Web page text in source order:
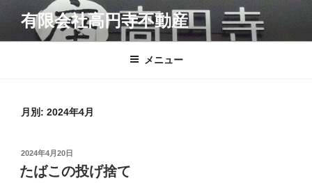
テ
有限会社高円寺不動産
メニュー
月別: 2024年4月
投
稿
日:
2024年4月20日
たばこの投げ捨て